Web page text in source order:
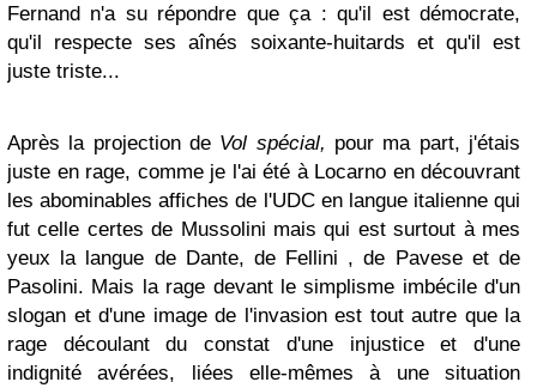
Fernand n'a su répondre que ça : qu'il est démocrate,
qu'il respecte ses aînés soixante-huitards et qu'il est
juste triste...
Après la projection de Vol spécial, pour ma part, j'étais
juste en rage, comme je l'ai été à Locarno en découvrant
les abominables affiches de l'UDC en langue italienne qui
fut celle certes de Mussolini mais qui est surtout à mes
yeux la langue de Dante, de Fellini , de Pavese et de
Pasolini. Mais la rage devant le simplisme imbécile d'un
slogan et d'une image de l'invasion est tout autre que la
rage découlant du constat d'une injustice et d'une
indignité avérées, liées elle-mêmes à une situation